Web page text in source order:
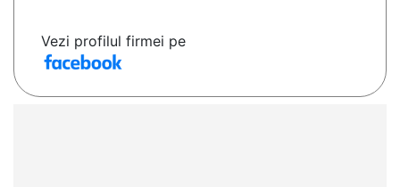
Vezi profilul firmei pe